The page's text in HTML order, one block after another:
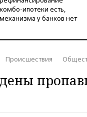
комбо-ипотеки есть,
механизма у банков нет
Происшествия